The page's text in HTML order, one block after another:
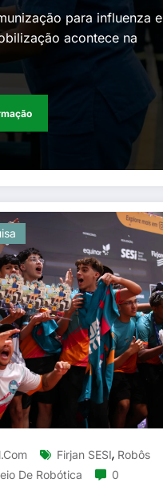
para influenza e
acontece na
Firjan SESI, Robôs
De Robótica
0